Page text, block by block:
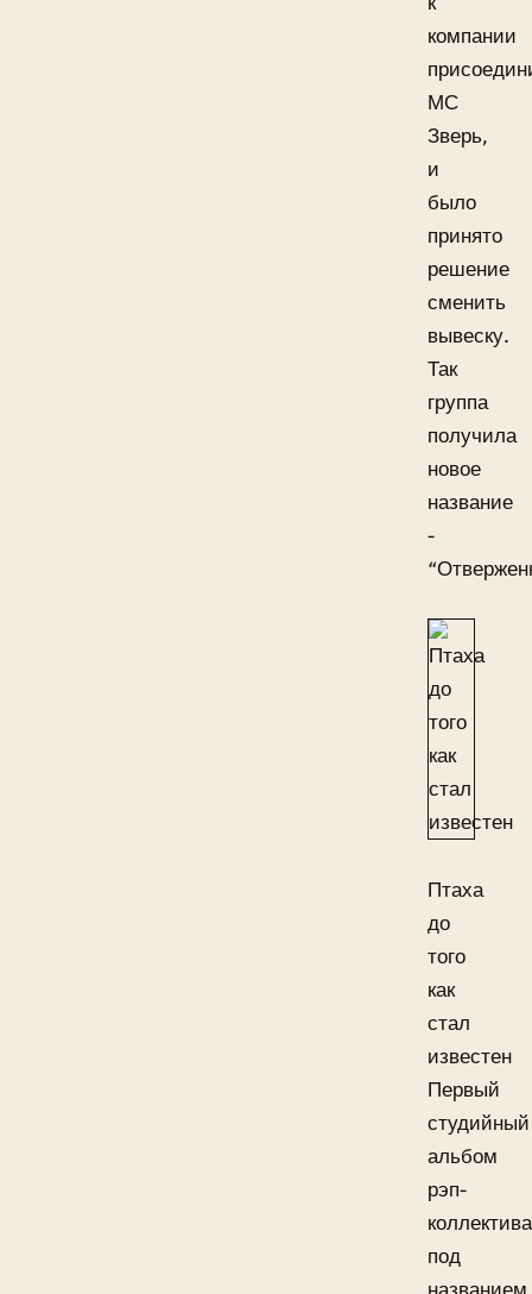
компании
МС
Зверь,
и
было
принято
решение
сменить
вывеску.
Так
группа
получила
новое
название
-
Птаха
до
того
как
стал
известен
Первый
студийный
альбом
рэп-
под
названием